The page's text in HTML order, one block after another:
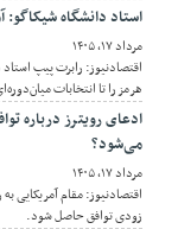
استاد دانشگاه شیکاگو:
مرداد ۱۷, ۱۴۰۵
اقتصادنیوز: رابرت پیپ
هرمز را تا انتخابات
ادعای رویترز درباره
می‌شود؟
مرداد ۱۷, ۱۴۰۵
اقتصادنیوز: مقام آمریکایی
زودی توافق حاصل شود.